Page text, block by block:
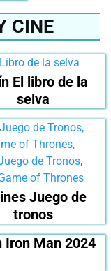
CINE
El libro de la
selva
Juego de
tronos
Iron Man 2024